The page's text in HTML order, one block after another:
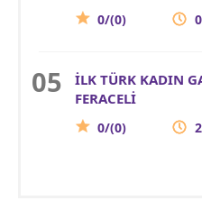
0/(0)
İLK TÜRK KADIN
FERACELİ
0/(0)